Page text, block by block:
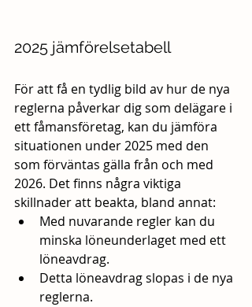
2025 jämförelsetabell
För att få en tydlig bild av hur de nya
reglerna påverkar dig som delägare i
ett fåmansföretag, kan du jämföra
situationen under 2025 med den
som förväntas gälla från och med
2026. Det finns några viktiga
skillnader att beakta, bland annat:
Med nuvarande regler kan du
minska löneunderlaget med ett
löneavdrag.
Detta löneavdrag slopas i de nya
reglerna.